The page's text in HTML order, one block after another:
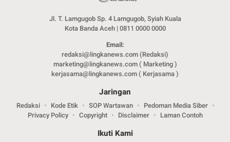
Jl. T. Lamgugob Sp. 4 Lamgugob, Syiah Kuala
Kota Banda Aceh | 0811 0000 0000
Email:
redaksi@lingkanews.com (Redaksi)
marketing@lingkanews.com ( Marketing )
kerjasama@lingkanews.com ( Kerjasama )
Jaringan
Redaksi Kode Etik SOP Wartawan
Pedoman Media Siber
Privacy Policy
Copyright Disclaimer Laman Contoh
Ikuti Kami